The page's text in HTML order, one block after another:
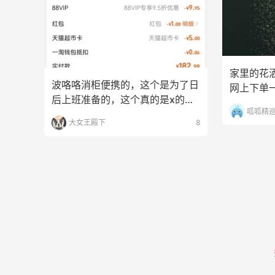
波咯咯消柜便携的，这个是为了日
后上班准备的，这个真的是x的话
题超市减了100，8
大女王殿下 8
家里的花
网上下单
装需要有
呱呱精